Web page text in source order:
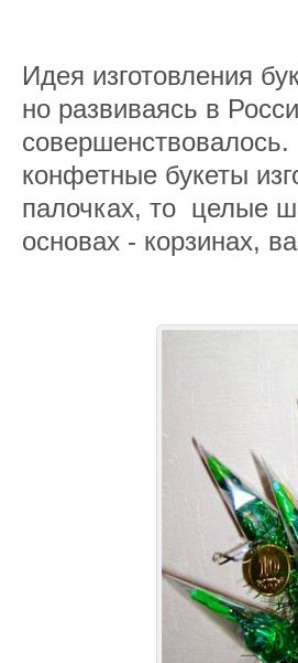
Идея изготовления
но развиваясь в
конфетные букеты
палочках, то целые
основах - корзинах,